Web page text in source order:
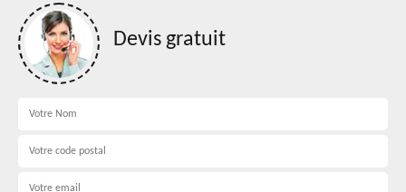
Devis gratuit